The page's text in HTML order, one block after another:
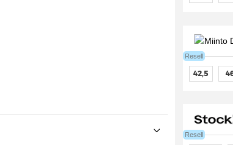
Resell
42,5
Resell